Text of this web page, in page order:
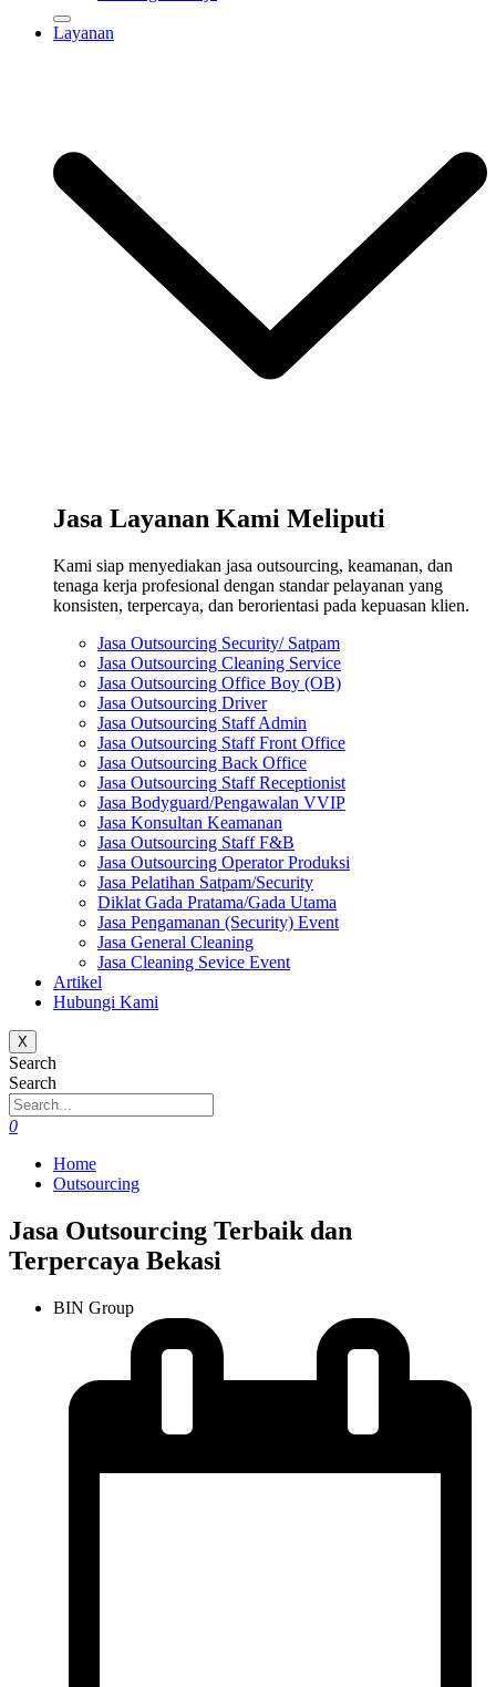
Layanan
Jasa Layanan Kami Meliputi
Kami siap menyediakan jasa outsourcing, keamanan, dan
tenaga kerja profesional dengan standar pelayanan yang
konsisten, terpercaya, dan berorientasi pada kepuasan klien.
Jasa Outsourcing Security/ Satpam
Jasa Outsourcing Cleaning Service
Jasa Outsourcing Office Boy (OB)
Jasa Outsourcing Driver
Jasa Outsourcing Staff Admin
Jasa Outsourcing Staff Front Office
Jasa Outsourcing Back Office
Jasa Outsourcing Staff Receptionist
Jasa Bodyguard/Pengawalan VVIP
Jasa Konsultan Keamanan
Jasa Outsourcing Staff F&B
Jasa Outsourcing Operator Produksi
Jasa Pelatihan Satpam/Security
Diklat Gada Pratama/Gada Utama
Jasa Pengamanan (Security) Event
Jasa General Cleaning
Jasa Cleaning Sevice Event
Artikel
Hubungi Kami
X
Search
Search
0
Home
Outsourcing
Jasa Outsourcing Terbaik dan
Terpercaya Bekasi
BIN Group